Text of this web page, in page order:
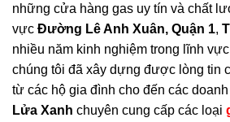
những cửa hàng gas uy tín và chất
vực Đường Lê Anh Xuân, Quận 1,
nhiều năm kinh nghiệm trong lĩnh
chúng tôi đã xây dựng được lòng tin
từ các hộ gia đình cho đến các
Lửa Xanh chuyên cung cấp các loại